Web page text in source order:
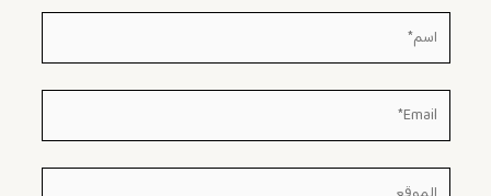
اسم*
Email*
الموقع